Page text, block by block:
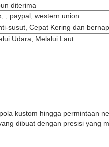
diterima
, paypal, western union
susut, Cepat Kering dan
Udara, Melalui Laut
kustom hingga permintaan
dibuat dengan presisi yang